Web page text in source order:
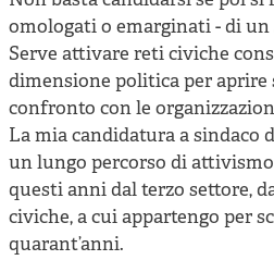
omologati o emarginati - di un
Serve attivare reti civiche
dimensione politica per aprire
confronto con le
La mia candidatura a sindaco
un lungo percorso di
questi anni dal terzo settore,
civiche, a cui appartengo per
quarant’anni.